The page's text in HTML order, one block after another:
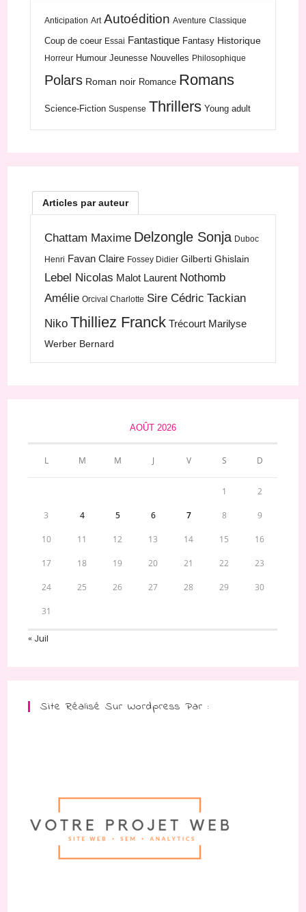
Anticipation Art Autoédition Aventure Classique
Coup de coeur Essai Fantastique Fantasy Historique
Horreur Humour Jeunesse Nouvelles Philosophique
Polars Roman noir Romance Romans
Science-Fiction Suspense Thrillers Young adult
Articles par auteur
Chattam Maxime Delzongle Sonja Duboc
Henri Favan Claire Fossey Didier Gilberti Ghislain
Lebel Nicolas Malot Laurent Nothomb
Amélie Orcival Charlotte Sire Cédric Tackian
Niko Thilliez Franck Trécourt Marilyse
Werber Bernard
AOÛT 2026
L M M J V S D
1 2
3 4 5 6 7 8 9
10 11 12 13 14 15 16
17 18 19 20 21 22 23
24 25 26 27 28 29 30
31
« Juil
Site Réalisé Sur Wordpress Par :